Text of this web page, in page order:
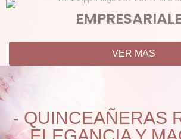
VER MAS
- QUINCEAÑERAS